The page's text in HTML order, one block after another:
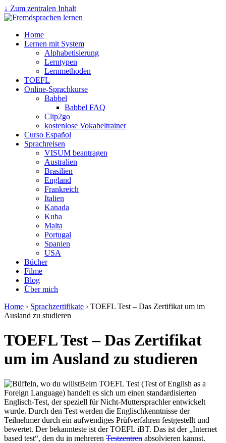
↓ Zum zentralen Inhalt
Home
Lernen mit System
Alphabetisierung
Lerntypen
Lernmethoden
TOEFL
Online-Sprachkurse
Babbel
Babbel FAQ
Clip2go
kostenlose Vokabeltrainer
Curso Español
Sprachreisen
VISUM beantragen
Australien
Brasilien
England
Frankreich
Italien
Kanada
Kuba
Malta
Portugal
Spanien
USA
Bücher
Filme
Blog
Über mich
Home › Sprachzertifikate › TOEFL Test – Das Zertifikat um im
Ausland zu studieren
TOEFL Test – Das Zertifikat
um im Ausland zu studieren
Beim TOEFL Test (Test of English as a
Foreign Language) handelt es sich um einen standardisierten
Englisch-Test, der speziell für Nicht-Muttersprachler entwickelt
wurde. Durch den Test werden die Englischkenntnisse der
Teilnehmer durch ein aufwendiges Prüfverfahren festgestellt und
bewertet. Der bekannteste ist der TOEFL iBT. Das ist der „Internet
based test“, den du in mehreren Testzentren absolvieren kannst.